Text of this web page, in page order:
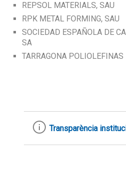
REPSOL MATERIALS, SAU
RPK METAL FORMING, SAU
SOCIEDAD ESPAÑOLA DE
SA
TARRAGONA POLIOLEFINAS
Transparència